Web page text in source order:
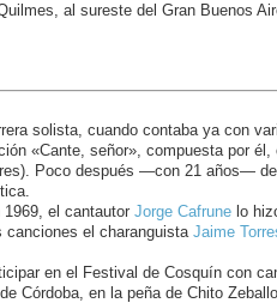
al sureste del Gran Buenos
solista, cuando contaba ya con
«Cante, señor», compuesta por
Poco después ―con 21 años―
el cantautor Jorge Cafrunelo
canciones el charanguistaJaime
en el Festival de Cosquín con
Córdoba, en la peña de Chito